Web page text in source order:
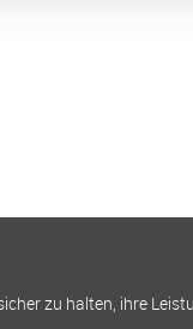
zu halten, ihre